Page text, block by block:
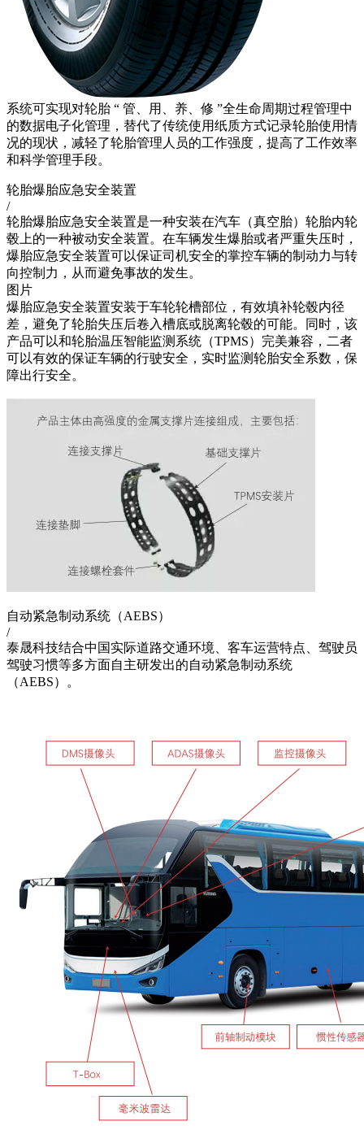
系统可实现对轮胎 “ 管、用、养、修 ”全生命周期过程管理中
的数据电子化管理，替代了传统使用纸质方式记录轮胎使用情
况的现状，减轻了轮胎管理人员的工作强度，提高了工作效率
和科学管理手段。
轮胎爆胎应急安全装置
/
轮胎爆胎应急安全装置是一种安装在汽车（真空胎）轮胎内轮
毂上的一种被动安全装置。在车辆发生爆胎或者严重失压时，
爆胎应急安全装置可以保证司机安全的掌控车辆的制动力与转
向控制力，从而避免事故的发生。
图片
爆胎应急安全装置安装于车轮轮槽部位，有效填补轮毂内径
差，避免了轮胎失压后卷入槽底或脱离轮毂的可能。同时，该
产品可以和轮胎温压智能监测系统（TPMS）完美兼容，二者
可以有效的保证车辆的行驶安全，实时监测轮胎安全系数，保
障出行安全。
自动紧急制动系统（AEBS）
/
泰晟科技结合中国实际道路交通环境、客车运营特点、驾驶员
驾驶习惯等多方面自主研发出的自动紧急制动系统
（AEBS）。